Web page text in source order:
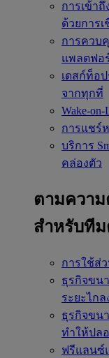
การเข้าถึ
ด้วยการ
การควบ
แพลตฟอ
เดสก์ท็อ
จากทุกที่
Wake-
การแชร์
บริการ
คล่องตัว
ตามความ
สำหรับทีม
การใช้ส่
ธุรกิจขน
ระยะไก
ธุรกิจขน
ทำให้ปล
ฟรีแลนซ์